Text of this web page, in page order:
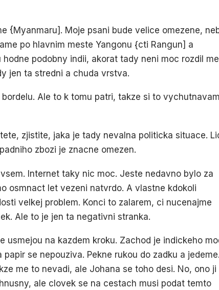
{Myanmaru]. Moje psani bude velice omezene,
po hlavnim meste Yangonu {cti Rangun] a
podobny indii, akorat tady neni moc rozdil
jen ta stredni a chuda vrstva.
Ale to k tomu patri, takze si to
zjistite, jaka je tady nevalna politicka situace.
zbozi je znacne omezen.
Internet taky nic moc. Jeste nedavno bylo za
osmnact let vezeni natvrdo. A vlastne kdokoli
velkej problem. Konci to zalarem, ci nucenajme
Ale to je jen ta negativni stranka.
usmejou na kazdem kroku. Zachod je indickeho
se nepouziva. Pekne rukou do zadku a
me to nevadi, ale Johana se toho desi. No, ono ji
ale clovek se na cestach musi podat temto